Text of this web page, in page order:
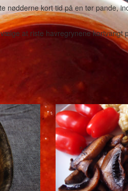
nødderne kort tid på en tør pande,
at riste havregrynene kortvarigt